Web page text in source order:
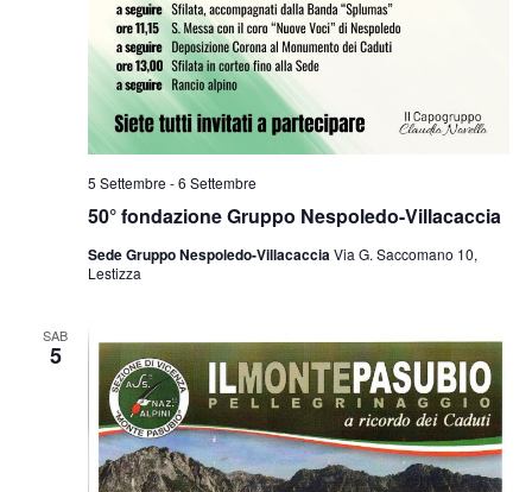
50° fondazione Gruppo Nespoledo-Villacaccia
5 Settembre -6 Settembre
Sede Gruppo Nespoledo-VillacacciaVia G. Saccomano 10,
Lestizza
SAB
5